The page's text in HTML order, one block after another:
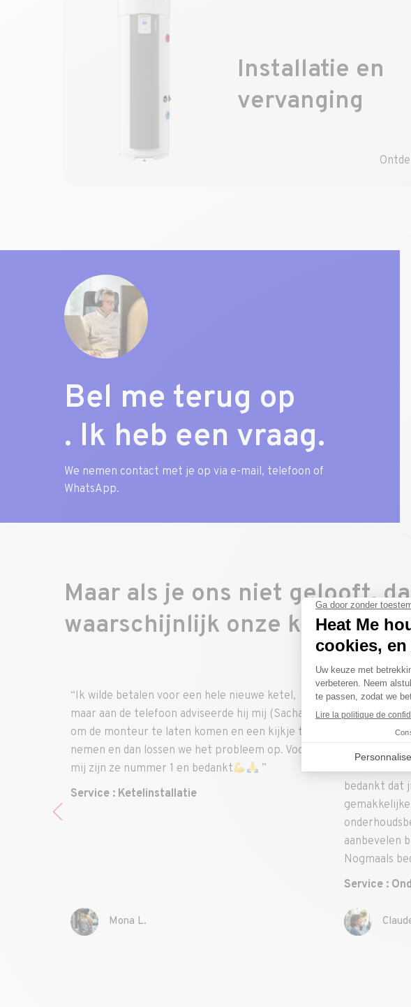
Installatie en
vervanging
Bel me terug op
. Ik heb een vraag.
We nemen contact met je op via e-mail, telefoon of
WhatsApp.
Maar als je ons niet gelooft,
waarschijnlijk onze klanten …
een hele nieuwe ketel,
hij mij (Sacha)
komen en een kijkje te
het probleem op. Voor
”
“Zeer tevreden over uw service. Contact –
boeking en uitvoering van de
onderhoudswerkzaamheden door uw monteur
tijd en vervolgens het overhandigen van de
factuur met betalingsbewijs. Goed gedaan en
bedankt dat jullie het jullie klanten zo veel
gemakkelijker maken. Tot ziens bij de volgende
onderhoudsbeurt over twee jaar. Ik zal u zeker
aanbevelen bij mijn vrienden en familie.